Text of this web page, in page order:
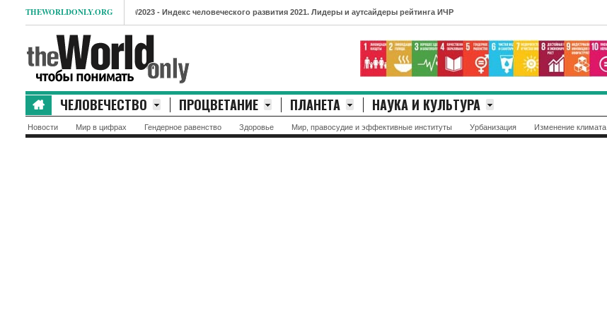
THEWORLDONLY.ORG - Индекс человеческого развития 2021. Лидеры и аутсайдеры рейтинга ИЧР
ЧЕЛОВЕЧЕСТВО ПРОЦВЕТАНИЕ ПЛАНЕТА НАУКА И КУЛЬТУРА
Новости Мир в цифрах Гендерное равенство Здоровье Мир, правосудие и эффективные институты Урбанизация Изменение климата